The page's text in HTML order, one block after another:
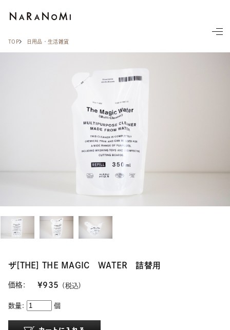
TOP 日用品・生活雑貨
ザ[THE] THE MAGIC WATER 詰替用
価格: ¥935 (税込)
数量: 個